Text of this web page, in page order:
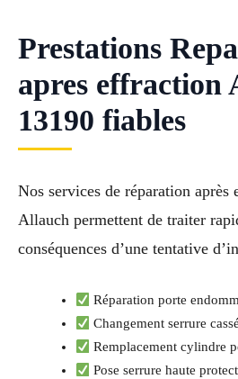
Prestations
apres effraction
13190 fiables
Nos services de réparation après
Allauch permettent de traiter
conséquences d’une tentative
Réparation porte
Changement serrure
Remplacement cylindre
Pose serrure haute